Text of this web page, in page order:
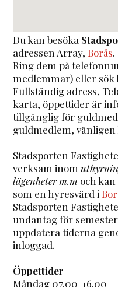
Du kan besöka
adressen Array,Borås.
Ring dem på
medlemmar) eller sök
Fullständig adress,
karta, öppettider är
tillgänglig för
guldmedlem, vänligen
Stadsporten
verksam inom
lägenheter m.m och
som en hyresvärd i
Stadsporten
undantag för
uppdatera tiderna
inloggad.
Öppettider
Måndag 07.00-16.00